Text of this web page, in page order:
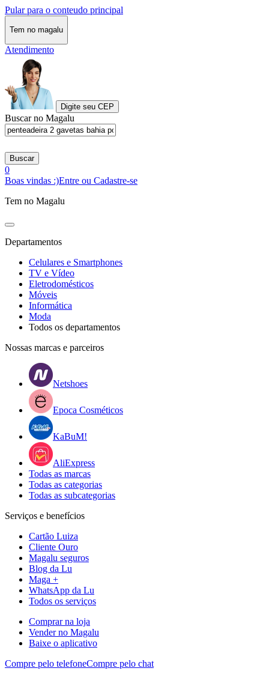
Pular para o conteudo principal
Tem no magalu
Atendimento
Digite seu CEP
Buscar no Magalu
Buscar
0
Boas vindas :)Entre ou Cadastre-se
Tem no Magalu
Departamentos
Celulares e Smartphones
TV e Vídeo
Eletrodomésticos
Móveis
Informática
Moda
Todos os departamentos
Nossas marcas e parceiros
Netshoes
Epoca Cosméticos
KaBuM!
AliExpress
Todas as marcas
Todas as categorias
Todas as subcategorias
Serviços e benefícios
Cartão Luiza
Cliente Ouro
Magalu seguros
Blog da Lu
Maga +
WhatsApp da Lu
Todos os serviços
Comprar na loja
Vender no Magalu
Baixe o aplicativo
Compre pelo telefoneCompre pelo chat